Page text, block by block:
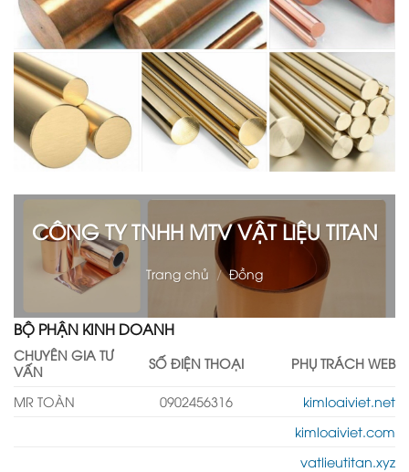
CÔNG TY TNHH MTV VẬT LIỆU TITAN
Trang chủ / Đồng
BỘ PHẬN KINH DOANH
CHUYÊN GIA TƯ
VẤN
SỐ ĐIỆN THOẠI PHỤ TRÁCH WEB
MR TOÀN 0902456316
kimloaiviet.net
kimloaiviet.com
vatlieutitan.xyz